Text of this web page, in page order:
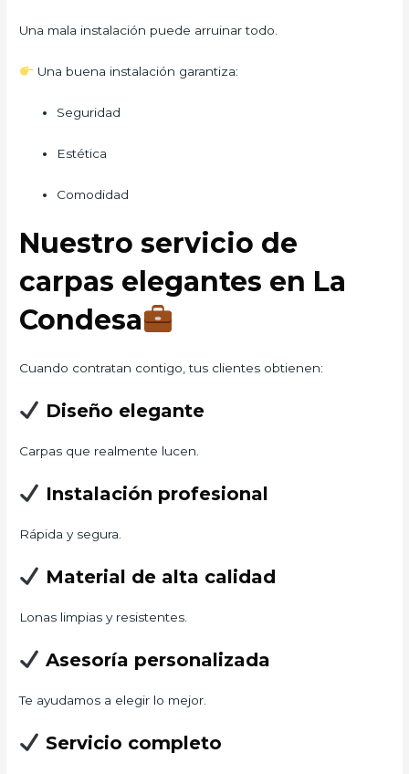
Una mala instalación puede arruinar todo.
Una buena instalación garantiza:
Seguridad
Estética
Comodidad
Nuestro servicio de
carpas elegantes en La
Condesa
Cuando contratan contigo, tus clientes obtienen:
Diseño elegante
Carpas que realmente lucen.
Instalación profesional
Rápida y segura.
Material de alta calidad
Lonas limpias y resistentes.
Asesoría personalizada
Te ayudamos a elegir lo mejor.
Servicio completo